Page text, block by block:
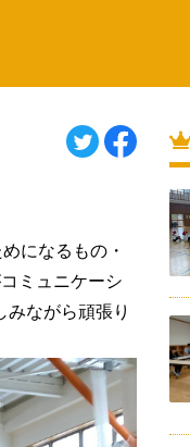
になるもの・
ミュニケーシ
ながら頑張り